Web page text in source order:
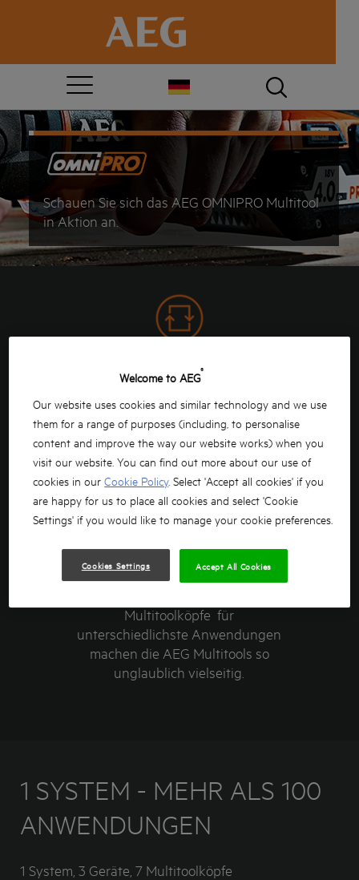
Schauen Sie sich das AEG OMNIPRO Multitool
in Aktion an.
OMNI PRO -
SO FUNKTIONIERT DAS
MULTITASKING ECHTER
PROFIS
Multitools für alle Arbeiten rund um
Ausbau, Renovierung und
Multitoolköpfe für
unterschiedlichste Anwendungen
machen die AEG Multitools so
unglaublich vielseitig.
1 SYSTEM - MEHR ALS 100
ANWENDUNGEN
1 System, 3 Geräte, 7 Multitoolköpfe
Welcome to AEG®
Our website uses cookies and similar technology and we use
them for a range of purposes (including, to personalise
content and improve the way our website works) when you
visit our website. You can find out more about our use of
cookies in ourCookie Policy. Select 'Accept all cookies' if you
are happy for us to place all cookies and select 'Cookie
Settings' if you would like to manage your cookie preferences.
Cookies Settings Accept All Cookies